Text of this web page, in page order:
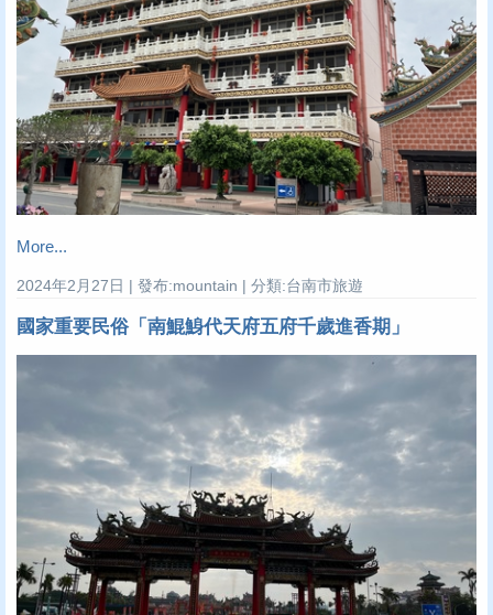
More...
2024年2月27日 | 發布:mountain | 分類:台南市旅遊
國家重要民俗「南鯤鯓代天府五府千歲進香期」